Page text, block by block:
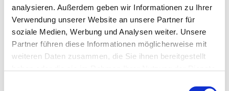
analysieren. Außerdem geben wir Informationen zu Ihrer
Verwendung unserer Website an unsere Partner für
soziale Medien, Werbung und Analysen weiter. Unsere
Partner führen diese Informationen möglicherweise mit
weiteren Daten zusammen, die Sie ihnen bereitgestellt
Dank ihrer drei unterschiedlichen Größen und Höhen lassen
sich dieAudo Umanoff Pflanztöpfe wundervoll miteinander
kombinieren und Ihre Pflanzen und Blumen gekonnt in Szene
setzen.